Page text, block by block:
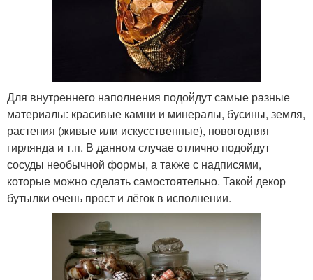
Для внутреннего наполнения подойдут самые разные
материалы: красивые камни и минералы, бусины, земля,
растения (живые или искусственные), новогодняя
гирлянда и т.п. В данном случае отлично подойдут
сосуды необычной формы, а также с надписями,
которые можно сделать самостоятельно. Такой декор
бутылки очень прост и лёгок в исполнении.